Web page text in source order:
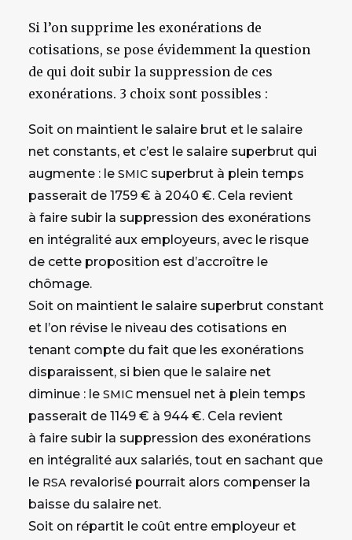
Si l’on supprime les exonérations de
cotisations, se pose évidemment la question
de qui doit subir la suppression de ces
exonérations. 3 choix sont possibles :
Soit on maintient le salaire brut et le salaire
net constants, et c’est le salaire superbrut qui
augmente : le SMIC superbrut à plein temps
passerait de 1759 € à 2040 €. Cela revient
à faire subir la suppression des exonérations
en intégralité aux employeurs, avec le risque
de cette proposition est d’accroître le
chômage.
Soit on maintient le salaire superbrut constant
et l’on révise le niveau des cotisations en
tenant compte du fait que les exonérations
disparaissent, si bien que le salaire net
diminue : le SMIC mensuel net à plein temps
passerait de 1149 € à 944 €. Cela revient
à faire subir la suppression des exonérations
en intégralité aux salariés, tout en sachant que
le RSA revalorisé pourrait alors compenser la
baisse du salaire net.
Soit on répartit le coût entre employeur et